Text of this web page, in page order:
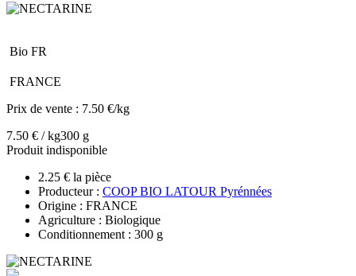
Bio FR
FRANCE
Prix de vente : 7.50 €/kg
7.50 € / kg300 g
Produit indisponible
2.25 € la pièce
Producteur : COOP BIO LATOUR Pyrénnées
Origine : FRANCE
Agriculture : Biologique
Conditionnement : 300 g